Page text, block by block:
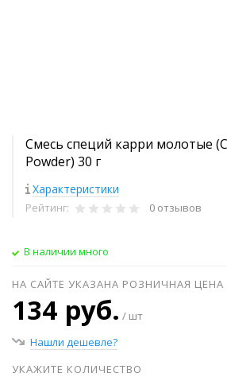
Смесь специй карри молотые
Powder) 30 г
Характеристики
Рейтинг: 0 отзывов
В наличии много
НА САЙТЕ УКАЗАНА РОЗНИЧНАЯ ЦЕНА
134 руб. / шт
Нашли дешевле?
УКАЖИТЕ КОЛИЧЕСТВО